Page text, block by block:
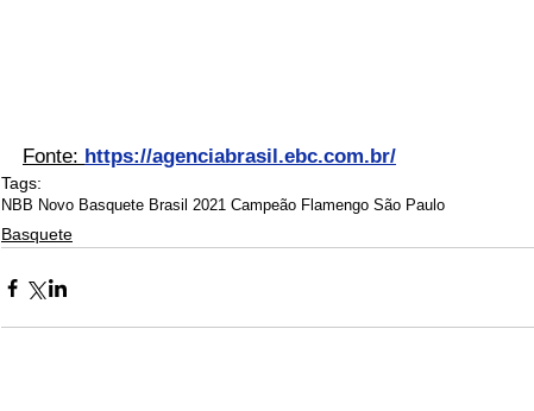
Fonte: https://agenciabrasil.ebc.com.br/
Tags:
NBB Novo Basquete Brasil 2021 Campeão Flamengo São Paulo
Basquete